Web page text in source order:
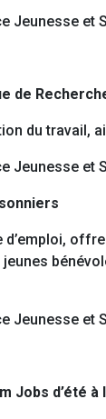
et
de
du travail,
et
et
Jobs d’été